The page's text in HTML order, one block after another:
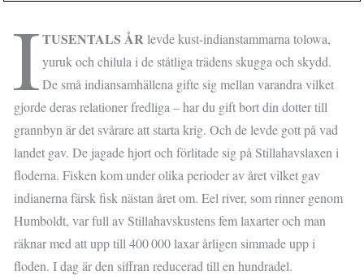
ITUSENTALS ÅRlevde kust-indianstammarna tolowa,
yuruk och chilula i de ståtliga trädens skugga och skydd.
De små indiansamhällena gifte sig mellan varandra vilket
gjorde deras relationer fredliga – har du gift bort din dotter till
grannbyn är det svårare att starta krig. Och de levde gott på vad
landet gav. De jagade hjort och förlitade sig på Stillahavslaxen i
floderna. Fisken kom under olika perioder av året vilket gav
indianerna färsk fisk nästan året om. Eel river, som rinner genom
Humboldt, var full av Stillahavskustens fem laxarter och man
räknar med att upp till 400 000 laxar årligen simmade upp i
floden. I dag är den siffran reducerad till en hundradel.